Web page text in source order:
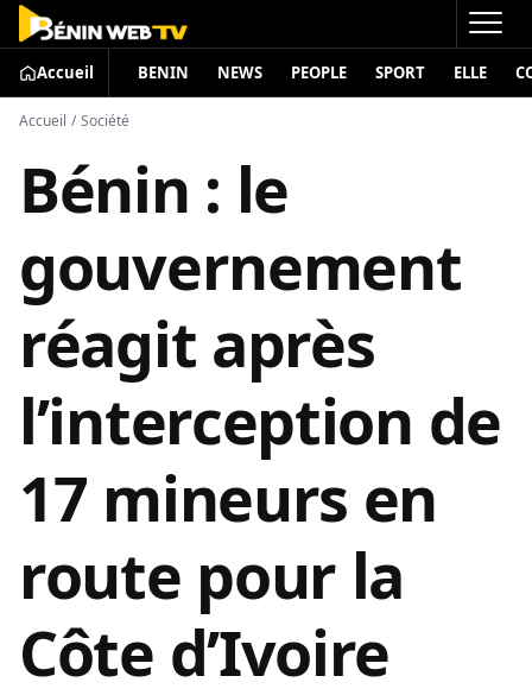
Accueil BENIN NEWS PEOPLE SPORT ELLE
Accueil / Société
Bénin : le
gouvernement
réagit après
l’interception de
17 mineurs en
route pour la
Côte d’Ivoire